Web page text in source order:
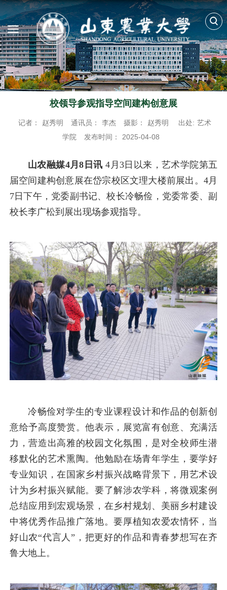
校领导参观指导空间建构创意展
记者： 赵秀明 通讯员： 李杰 摄影： 赵秀明 出处: 艺术
学院
发布时间： 2025-04-08
山农融媒4月8日讯 4月3日以来，艺术学院第五
届空间建构创意展在岱宗校区文理大楼前展出 。4月
7日下午，党委副书记、校长冷畅俭，党委常委、副
校长李广松到展出现场参观指导。
冷畅俭对学生的专业课程设计和作品的创新创
意给予高度赞赏。他表示，展览富有创意、充满活
力，营造出高雅的校园文化氛围，是对全校师生潜
移默化的艺术熏陶。他勉励在场青年学生，要学好
专业知识，在国家乡村振兴战略背景下，用艺术设
计为乡村振兴赋能。要了解涉农学科，将微观案例
总结应用到宏观场景，在乡村规划、美丽乡村建设
中将优秀作品推广落地。要厚植知农爱农情怀，当
好山农“代言人”，把更好的作品和青春梦想写在齐
鲁大地上。